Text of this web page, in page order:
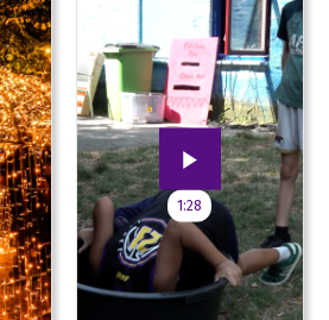
1:28